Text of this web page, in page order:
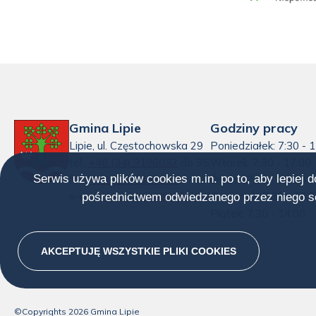
Gmina Lipie
Lipie, ul. Częstochowska 29
fax:+48 (34) 3188032
e-mail:sekretariat@uglipie.pl
Godziny pracy
Poniedziałek: 7:30 -
Środa : 7:30 - 15:30
Czwartek: 7:30 -
©Copyrights 2026 Gmina Lipie
Serwis używa plików cookies m.in. po to, aby lepiej
pośrednictwem odwiedzanego przez niego
AKCEPTUJĘ WSZYSTKIE PLIKI COOKIES